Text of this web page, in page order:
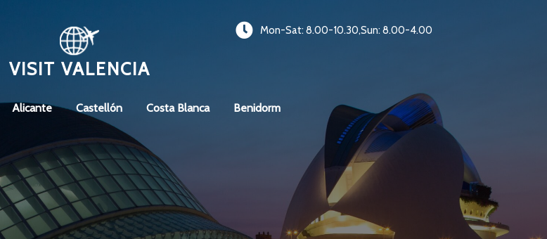
VISIT VALENCIA
Mon-Sat: 8.00-10.30,Sun: 8.00-4.00
Alicante Castellón Costa Blanca Benidorm